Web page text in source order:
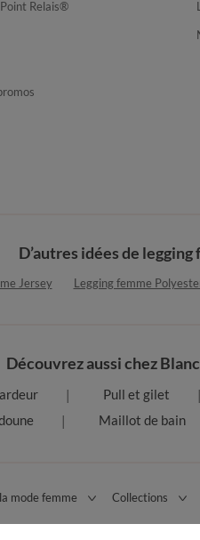
Relais®
D’autres idées de legging
Jersey Legging femme
Découvrez aussi chez
Pull et gilet
Maillot de bain
mode femme Collections